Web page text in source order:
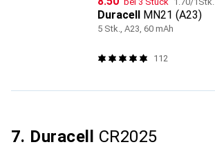
Duracell MN21 (A23)
5 Stk., A23, 60 mAh
112
7. Duracell CR2025